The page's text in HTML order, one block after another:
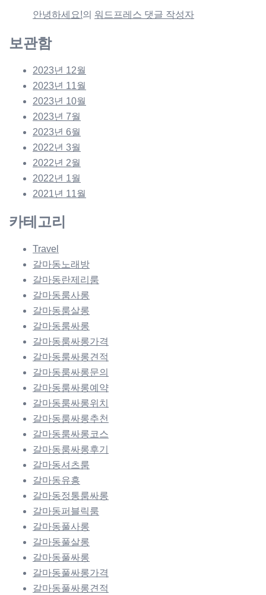
안녕하세요!의 워드프레스 댓글 작성자
보관함
2023년 12월
2023년 11월
2023년 10월
2023년 7월
2023년 6월
2022년 3월
2022년 2월
2022년 1월
2021년 11월
카테고리
Travel
갈마동노래방
갈마동란제리룸
갈마동룸사롱
갈마동룸살롱
갈마동룸싸롱
갈마동룸싸롱가격
갈마동룸싸롱견적
갈마동룸싸롱문의
갈마동룸싸롱예약
갈마동룸싸롱위치
갈마동룸싸롱추천
갈마동룸싸롱코스
갈마동룸싸롱후기
갈마동셔츠룸
갈마동유흥
갈마동정통룸싸롱
갈마동퍼블릭룸
갈마동풀사롱
갈마동풀살롱
갈마동풀싸롱
갈마동풀싸롱가격
갈마동풀싸롱견적